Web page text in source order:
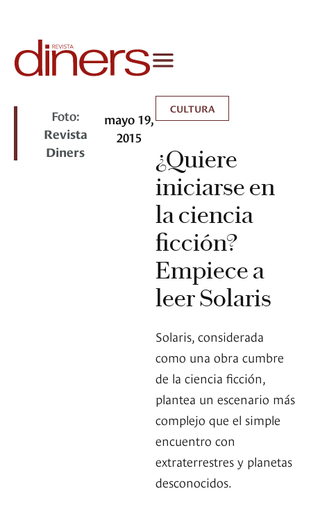
Foto:
Revista
Diners
mayo 19,
2015
CULTURA
¿Quiere
iniciarse en
la ciencia
ficción?
Empiece a
leer Solaris
Solaris, considerada
como una obra cumbre
de la ciencia ficción,
plantea un escenario más
complejo que el simple
encuentro con
extraterrestres y planetas
desconocidos.